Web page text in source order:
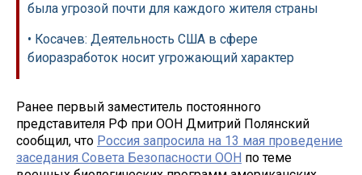
была угрозой почти для каждого жителя страны
• Косачев: Деятельность США в сфере
биоразработок носит угрожающий характер
Ранее первый заместитель постоянного
представителя РФ при ООН Дмитрий Полянский
сообщил, что Россия запросила на 13 мая проведение
заседания Совета Безопасности ООН по теме